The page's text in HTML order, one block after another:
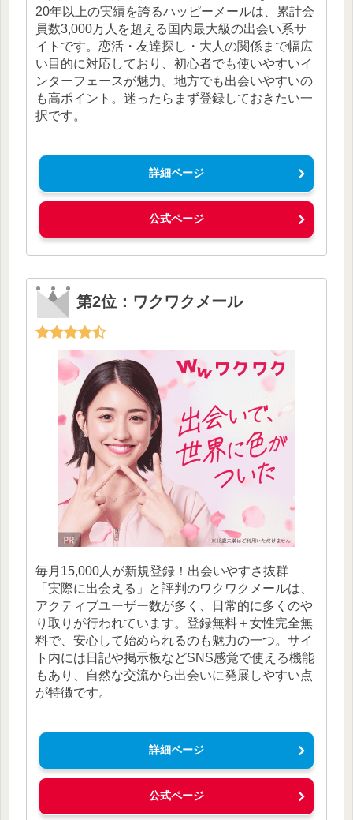
20年以上の実績を誇るハッピーメールは、累計会
員数3,000万人を超える国内最大級の出会い系サ
イトです。恋活・友達探し・大人の関係まで幅広
い目的に対応しており、初心者でも使いやすいイ
ンターフェースが魅力。地方でも出会いやすいの
も高ポイント。迷ったらまず登録しておきたい一
択です。
詳細ページ
公式ページ
第2位：ワクワクメール
毎月15,000人が新規登録！出会いやすさ抜群
「実際に出会える」と評判のワクワクメールは、
アクティブユーザー数が多く、日常的に多くのや
り取りが行われています。登録無料＋女性完全無
料で、安心して始められるのも魅力の一つ。サイ
ト内には日記や掲示板などSNS感覚で使える機能
もあり、自然な交流から出会いに発展しやすい点
が特徴です。
詳細ページ
公式ページ